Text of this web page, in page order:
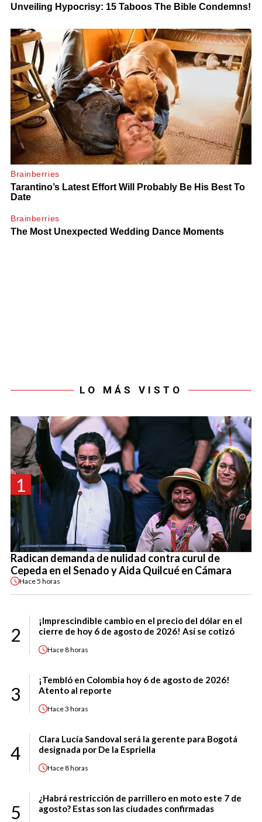
LO MÁS VISTO
1
Radican demanda de nulidad contra curul de
Cepeda en el Senado y Aida Quilcué en Cámara
Hace5 horas
2
¡Imprescindible cambio en el precio del dólar en el
cierre de hoy 6 de agosto de 2026! Así se cotizó
Hace8 horas
3
¡Tembló en Colombia hoy 6 de agosto de 2026!
Atento al reporte
Hace3 horas
4
Clara Lucía Sandoval será la gerente para Bogotá
designada por De la Espriella
Hace8 horas
5
¿Habrá restricción de parrillero en moto este 7 de
agosto? Estas son las ciudades confirmadas